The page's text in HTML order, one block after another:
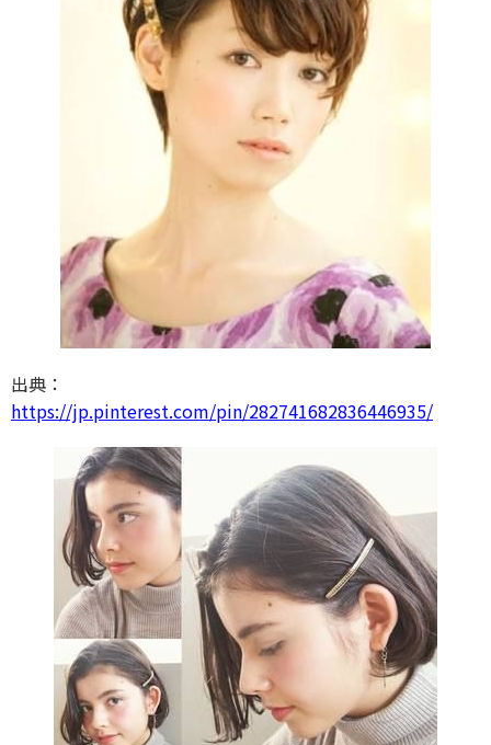
出典：
https://jp.pinterest.com/pin/282741682836446935/